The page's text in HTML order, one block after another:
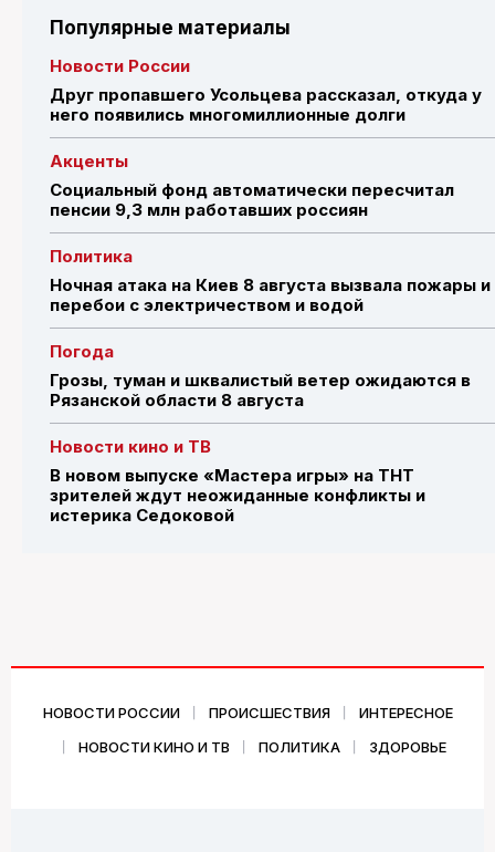
Популярные материалы
Новости России
Друг пропавшего Усольцева рассказал, откуда у
него появились многомиллионные долги
Акценты
Социальный фонд автоматически пересчитал
пенсии 9,3 млн работавших россиян
Политика
Ночная атака на Киев 8 августа вызвала пожары и
перебои с электричеством и водой
Погода
Грозы, туман и шквалистый ветер ожидаются в
Рязанской области 8 августа
Новости кино и ТВ
В новом выпуске «Мастера игры» на ТНТ
зрителей ждут неожиданные конфликты и
истерика Седоковой
НОВОСТИ РОССИИ ПРОИСШЕСТВИЯ
ИНТЕРЕСНОЕ
НОВОСТИ КИНО И ТВ
ПОЛИТИКА ЗДОРОВЬЕ